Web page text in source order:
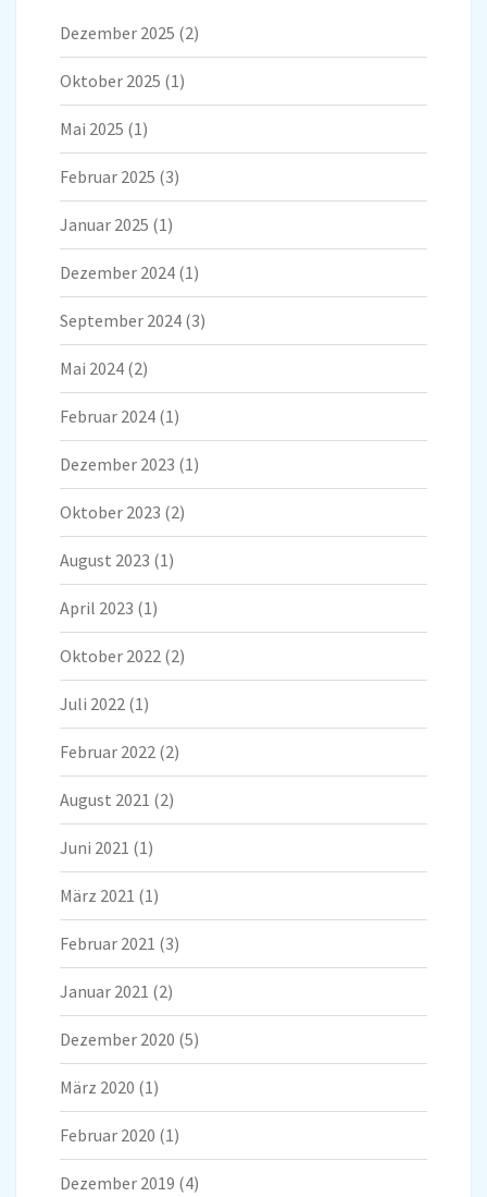
Dezember 2025 (2)
Oktober 2025 (1)
Mai 2025 (1)
Februar 2025 (3)
Januar 2025 (1)
Dezember 2024 (1)
September 2024 (3)
Mai 2024 (2)
Februar 2024 (1)
Dezember 2023 (1)
Oktober 2023 (2)
August 2023 (1)
April 2023 (1)
Oktober 2022 (2)
Juli 2022 (1)
Februar 2022 (2)
August 2021 (2)
Juni 2021 (1)
März 2021 (1)
Februar 2021 (3)
Januar 2021 (2)
Dezember 2020 (5)
März 2020 (1)
Februar 2020 (1)
Dezember 2019 (4)